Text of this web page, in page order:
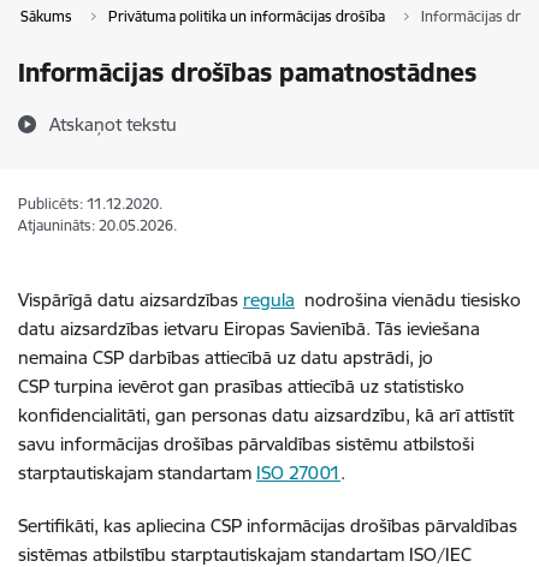
Sākums Privātuma politika un informācijas drošība Informācijas
Informācijas drošības pamatnostādnes
Atskaņot tekstu
Publicēts: 11.12.2020.
Atjaunināts: 20.05.2026.
Vispārīgā datu aizsardzības regula nodrošina vienādu tiesisko
datu aizsardzības ietvaru Eiropas Savienībā. Tās ieviešana
nemaina CSP darbības attiecībā uz datu apstrādi, jo
CSP turpina ievērot gan prasības attiecībā uz statistisko
konfidencialitāti, gan personas datu aizsardzību, kā arī attīstīt
savu informācijas drošības pārvaldības sistēmu atbilstoši
starptautiskajam standartam ISO 27001.
Sertifikāti, kas apliecina CSP informācijas drošības pārvaldības
sistēmas atbilstību starptautiskajam standartam ISO/IEC